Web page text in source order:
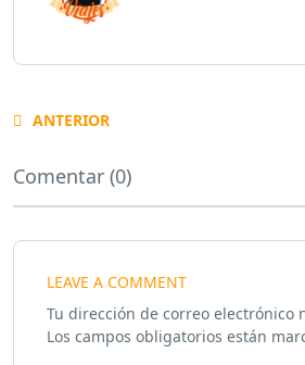
ANTERIOR
Comentar (0)
LEAVE A COMMENT
Tu dirección de correo electrónico
Los campos obligatorios están